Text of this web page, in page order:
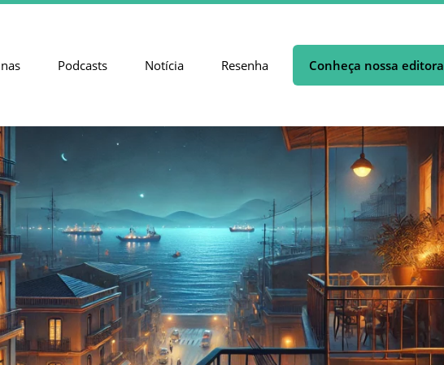
Podcasts Notícia Resenha Conheça nossa editora